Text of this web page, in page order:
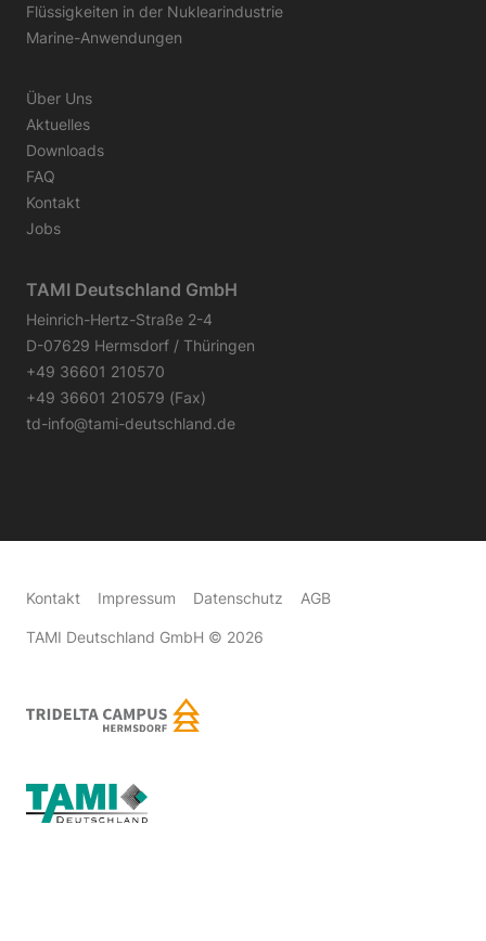
Flüssigkeiten in der Nuklearindustrie
Marine-Anwendungen
Über Uns
Aktuelles
Downloads
FAQ
Kontakt
Jobs
TAMI Deutschland GmbH
Heinrich-Hertz-Straße 2-4
D-07629 Hermsdorf / Thüringen
+49 36601 210570
+49 36601 210579 (Fax)
td-info@tami-deutschland.de
Kontakt Impressum Datenschutz AGB
TAMI Deutschland GmbH © 2026